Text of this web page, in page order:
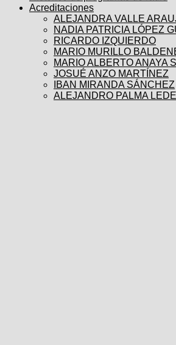
Acreditaciones
ALEJANDRA VALLE
NADIA PATRICIA LÓPEZ
RICARDO IZQUIERDO
MARIO MURILLO
MARIO ALBERTO ANAYA
JOSUÉ ANZO MARTÍNEZ
IBAN MIRANDA SÁNCHEZ
ALEJANDRO PALMA